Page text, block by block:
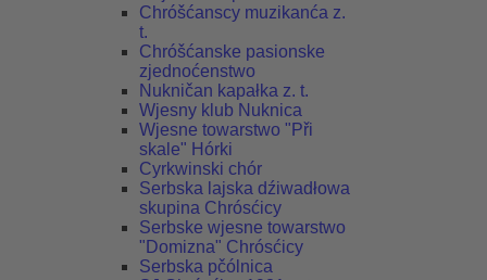
Chróšćanscy muzikanća z.
t.
Chróšćanske pasionske
zjednoćenstwo
Nukničan kapałka z. t.
Wjesny klub Nuknica
Wjesne towarstwo "Při
skale" Hórki
Cyrkwinski chór
Serbska lajska dźiwadłowa
skupina Chrósćicy
Serbske wjesne towarstwo
"Domizna" Chrósćicy
Serbska pčólnica